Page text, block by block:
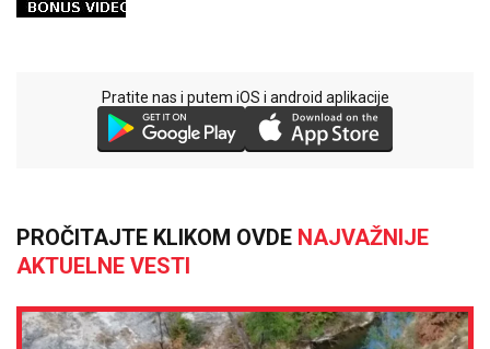
Pratite nas i putem iOS i android aplikacije
PROČITAJTE KLIKOM OVDE NAJVAŽNIJE
AKTUELNE VESTI